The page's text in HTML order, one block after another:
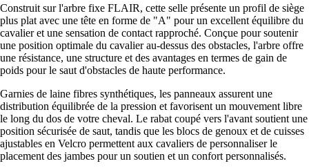
Construit sur l'arbre fixe FLAIR, cette selle présente un profil de siège
plus plat avec une tête en forme de "A" pour un excellent équilibre du
cavalier et une sensation de contact rapproché. Conçue pour soutenir
une position optimale du cavalier au-dessus des obstacles, l'arbre offre
une résistance, une structure et des avantages en termes de gain de
poids pour le saut d'obstacles de haute performance.
Garnies de laine fibres synthétiques, les panneaux assurent une
distribution équilibrée de la pression et favorisent un mouvement libre
le long du dos de votre cheval. Le rabat coupé vers l'avant soutient une
position sécurisée de saut, tandis que les blocs de genoux et de cuisses
ajustables en Velcro permettent aux cavaliers de personnaliser le
placement des jambes pour un soutien et un confort personnalisés.